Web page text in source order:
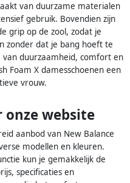
van duurzame materialen
gebruik. Bovendien zijn
grip op de zool, zodat je
zonder dat je bang hoeft te
duurzaamheid, comfort en
Foam X damesschoenen een
vrouw.
onze website
aanbod van New Balance
modellen en kleuren.
kun je gemakkelijk de
specificaties en